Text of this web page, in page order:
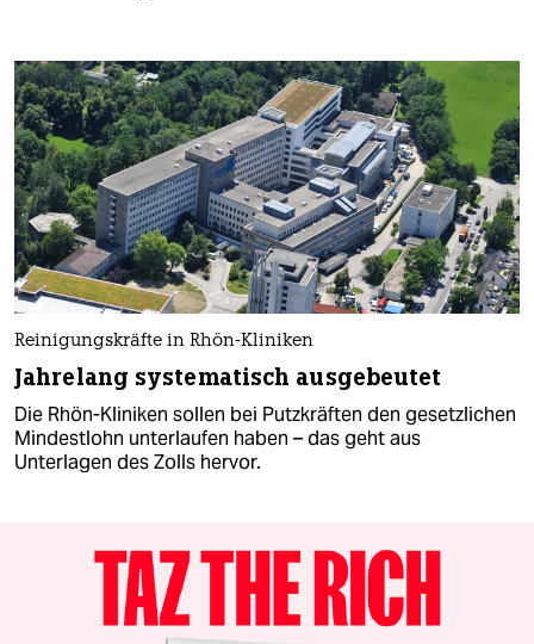
Reinigungskräfte in Rhön-Kliniken
Jahrelang systematisch ausgebeutet
Die Rhön-Kliniken sollen bei Putzkräften den gesetzlichen
Mindestlohn unterlaufen haben – das geht aus
Unterlagen des Zolls hervor.